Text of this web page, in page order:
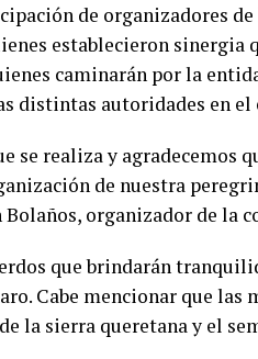
de organizadores
establecieron sinergia
caminarán por la
distintas autoridades en el
se realiza y agradecemos
de nuestra
organizador de la
que brindarán
Cabe mencionar que las
la sierra queretana y el